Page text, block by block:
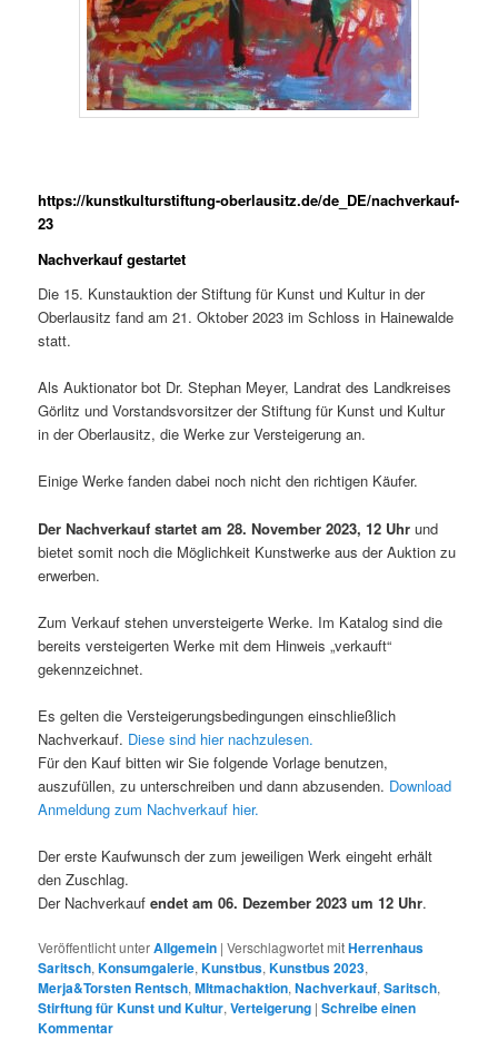
https://kunstkulturstiftung-oberlausitz.de/de_DE/nachverkauf-
23
Nachverkauf gestartet
Die 15. Kunstauktion der Stiftung für Kunst und Kultur in der
Oberlausitz fand am 21. Oktober 2023 im Schloss in Hainewalde
statt.
Als Auktionator bot Dr. Stephan Meyer, Landrat des Landkreises
Görlitz und Vorstandsvorsitzer der Stiftung für Kunst und Kultur
in der Oberlausitz, die Werke zur Versteigerung an.
Einige Werke fanden dabei noch nicht den richtigen Käufer.
Der Nachverkauf startet am 28. November 2023, 12 Uhr und
bietet somit noch die Möglichkeit Kunstwerke aus der Auktion zu
erwerben.
Zum Verkauf stehen unversteigerte Werke. Im Katalog sind die
bereits versteigerten Werke mit dem Hinweis „verkauft“
gekennzeichnet.
Es gelten die Versteigerungsbedingungen einschließlich
Nachverkauf. Diese sind hier nachzulesen.
Für den Kauf bitten wir Sie folgende Vorlage benutzen,
auszufüllen, zu unterschreiben und dann abzusenden. Download
Anmeldung zum Nachverkauf hier.
Der erste Kaufwunsch der zum jeweiligen Werk eingeht erhält
den Zuschlag.
Der Nachverkaufendet am 06. Dezember 2023 um 12 Uhr.
Veröffentlicht unterAllgemein |Verschlagwortet mitHerrenhaus
Saritsch,Konsumgalerie,Kunstbus,Kunstbus 2023,
Merja&Torsten Rentsch,MItmachaktion,Nachverkauf,Saritsch,
Stirftung für Kunst und Kultur,Verteigerung |Schreibe einen
Kommentar